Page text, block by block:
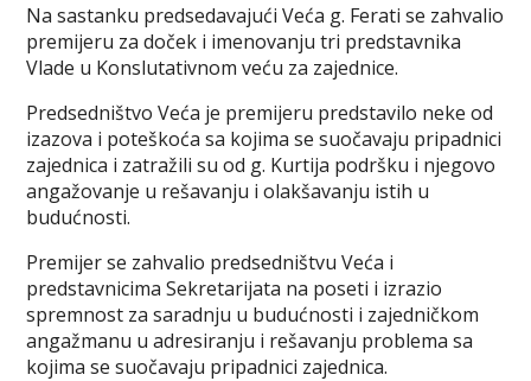
Na sastanku predsedavajući Veća g. Ferati se zahvalio
premijeru za doček i imenovanju tri predstavnika
Vlade u Konslutativnom veću za zajednice.
Predsedništvo Veća je premijeru predstavilo neke od
izazova i poteškoća sa kojima se suočavaju pripadnici
zajednica i zatražili su od g. Kurtija podršku i njegovo
angažovanje u rešavanju i olakšavanju istih u
budućnosti.
Premijer se zahvalio predsedništvu Veća i
predstavnicima Sekretarijata na poseti i izrazio
spremnost za saradnju u budućnosti i zajedničkom
angažmanu u adresiranju i rešavanju problema sa
kojima se suočavaju pripadnici zajednica.